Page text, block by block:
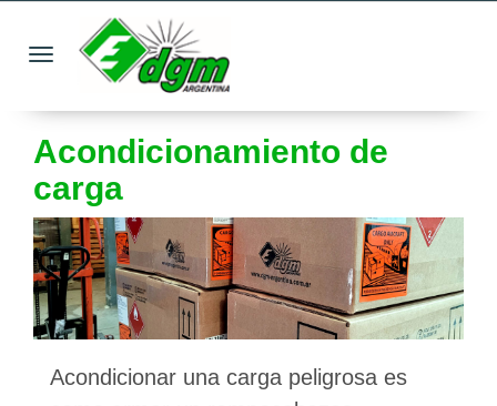
Toggle navigation
Acondicionamiento de
carga
Acondicionar una carga peligrosa es